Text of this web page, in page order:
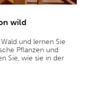
wild
und lernen Sie
Pflanzen und
Sie, wie sie in der